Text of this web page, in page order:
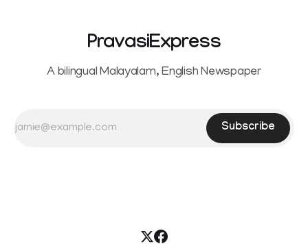
PravasiExpress
A bilingual Malayalam, English Newspaper
Subscribe